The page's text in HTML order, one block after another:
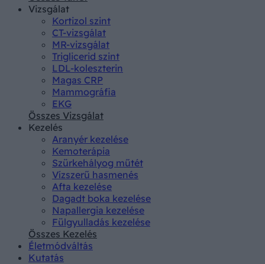
Vizsgálat
Kortizol szint
CT-vizsgálat
MR-vizsgálat
Triglicerid szint
LDL-koleszterin
Magas CRP
Mammográfia
EKG
Összes Vizsgálat
Kezelés
Aranyér kezelése
Kemoterápia
Szürkehályog műtét
Vízszerű hasmenés
Afta kezelése
Dagadt boka kezelése
Napallergia kezelése
Fülgyulladás kezelése
Összes Kezelés
Életmódváltás
Kutatás